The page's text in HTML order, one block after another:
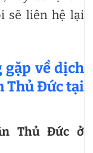
sẽ liên hệ lại
gặp về dịch
Thủ Đức tại
Thủ Đức ở